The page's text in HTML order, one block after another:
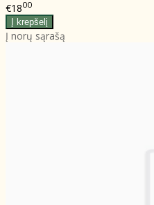
€1800
Į norų sąrašą